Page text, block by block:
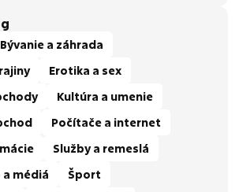
Bývanie a záhrada
Erotika a sex
Kultúra a umenie
Počítače a internet
Služby a remeslá
médiá
Šport